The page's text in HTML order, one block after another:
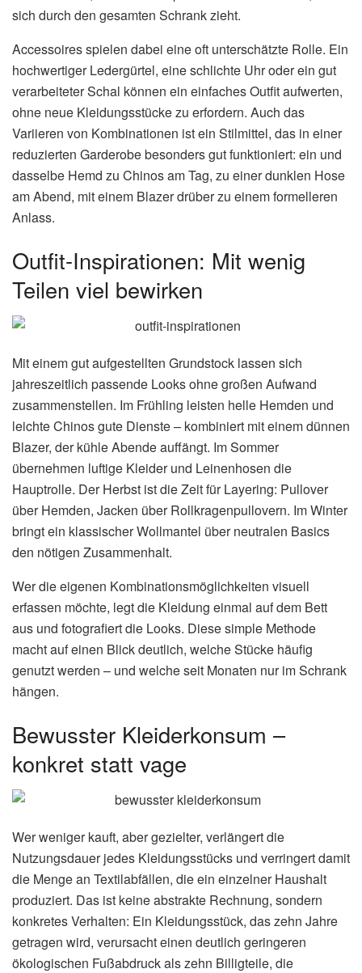
sich durch den gesamten Schrank zieht.
Accessoires spielen dabei eine oft unterschätzte Rolle. Ein
hochwertiger Ledergürtel, eine schlichte Uhr oder ein gut
verarbeiteter Schal können ein einfaches Outfit aufwerten,
ohne neue Kleidungsstücke zu erfordern. Auch das
Variieren von Kombinationen ist ein Stilmittel, das in einer
reduzierten Garderobe besonders gut funktioniert: ein und
dasselbe Hemd zu Chinos am Tag, zu einer dunklen Hose
am Abend, mit einem Blazer drüber zu einem formelleren
Anlass.
Outfit-Inspirationen: Mit wenig
Teilen viel bewirken
Mit einem gut aufgestellten Grundstock lassen sich
jahreszeitlich passende Looks ohne großen Aufwand
zusammenstellen. Im Frühling leisten helle Hemden und
leichte Chinos gute Dienste – kombiniert mit einem dünnen
Blazer, der kühle Abende auffängt. Im Sommer
übernehmen luftige Kleider und Leinenhosen die
Hauptrolle. Der Herbst ist die Zeit für Layering: Pullover
über Hemden, Jacken über Rollkragenpullovern. Im Winter
bringt ein klassischer Wollmantel über neutralen Basics
den nötigen Zusammenhalt.
Wer die eigenen Kombinationsmöglichkeiten visuell
erfassen möchte, legt die Kleidung einmal auf dem Bett
aus und fotografiert die Looks. Diese simple Methode
macht auf einen Blick deutlich, welche Stücke häufig
genutzt werden – und welche seit Monaten nur im Schrank
hängen.
Bewusster Kleiderkonsum –
konkret statt vage
Wer weniger kauft, aber gezielter, verlängert die
Nutzungsdauer jedes Kleidungsstücks und verringert damit
die Menge an Textilabfällen, die ein einzelner Haushalt
produziert. Das ist keine abstrakte Rechnung, sondern
konkretes Verhalten: Ein Kleidungsstück, das zehn Jahre
getragen wird, verursacht einen deutlich geringeren
ökologischen Fußabdruck als zehn Billigteile, die